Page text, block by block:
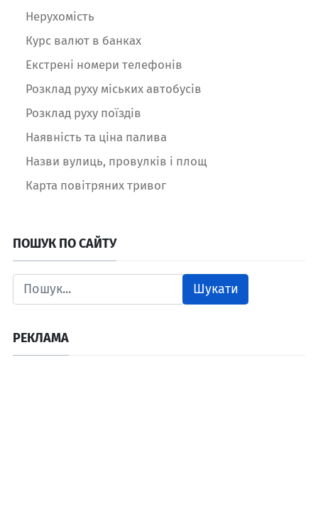
Нерухомість
Курс валют в банках
Екстрені номери телефонів
Розклад руху міських автобусів
Розклад руху поїздів
Наявність та ціна палива
Назви вулиць, провулків і площ
Карта повітряних тривог
ПОШУК ПО САЙТУ
Шукати
РЕКЛАМА